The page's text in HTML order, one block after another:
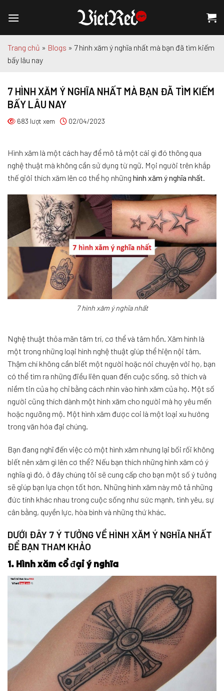
đến
dungTrang chủ » Blogs » 7 hình xăm ý nghĩa nhất mà bạn đã tìm kiếm
bấy lâu nay
7 HÌNH XĂM Ý NGHĨA NHẤT MÀ BẠN ĐÃ TÌM KIẾM
BẤY LÂU NAY
683 lượt xem 02/04/2023
Hình xăm là một cách hay để mô tả một cái gì đó thông qua
nghệ thuật mà không cần sử dụng từ ngữ. Mọi người trên khắp
thế giới thích xăm lên cơ thể họ những hình xăm ý nghĩa nhất.
7 hình xăm ý nghĩa nhất
Nghệ thuật thỏa mãn tâm trí, cơ thể và tâm hồn. Xăm hình là
một trong những loại hình nghệ thuật giúp thể hiện nội tâm.
Thậm chí không cần biết một người hoặc nói chuyện với họ, bạn
có thể tìm ra những điều liên quan đến cuộc sống, sở thích và
niềm tin của họ chỉ bằng cách nhìn vào hình xăm của họ. Một số
người cũng thích dành một hình xăm cho người mà họ yêu mến
hoặc ngưỡng mộ. Một hình xăm được coi là một loại xu hướng
trong văn hóa đại chúng.
Bạn đang nghĩ đến việc có một hình xăm nhưng lại bối rối không
biết nên xăm gì lên cơ thể? Nếu bạn thích những hình xăm có ý
nghĩa gì đó, ở đây chúng tôi sẽ cung cấp cho bạn một số ý tưởng
sẽ giúp bạn lựa chọn tốt hơn. Những hình xăm này mô tả những
đức tính khác nhau trong cuộc sống như sức mạnh, tình yêu, sự
cân bằng, quyền lực, hòa bình và những thứ khác.
DƯỚI ĐÂY 7 Ý TƯỞNG VỀ HÌNH XĂM Ý NGHĨA NHẤT
ĐỂ BẠN THAM KHẢO
1. Hình xăm cổ đại ý nghĩa